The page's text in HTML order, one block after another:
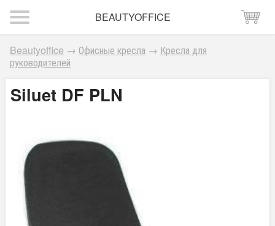
BEAUTYOFFICE
Beautyoffice → Офисные кресла → Кресла для
руководителей
Siluet DF PLN